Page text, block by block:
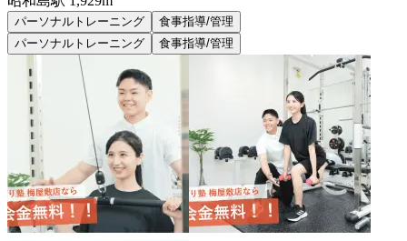
パーソナルトレーニング
食事指導/管理
パーソナルトレーニング
食事指導/管理